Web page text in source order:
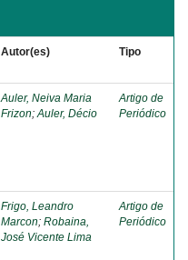
Autor(es) Tipo
Auler, Neiva Maria
Frizon;Auler, Décio
Artigo de
Periódico
Frigo, Leandro
Marcon; Robaina,
José Vicente Lima
Artigo de
Periódico